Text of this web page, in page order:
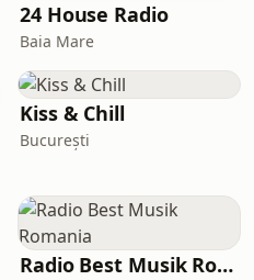
24 House Radio
Baia Mare
Kiss & Chill
București
Radio Best Musik Romania